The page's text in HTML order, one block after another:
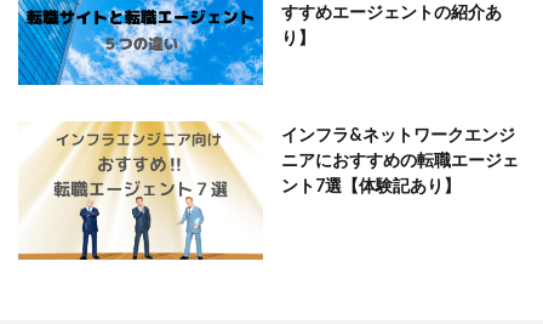
すすめエージェントの紹介あ
り】
インフラ&ネットワークエンジ
ニアにおすすめの転職エージェ
ント7選【体験記あり】